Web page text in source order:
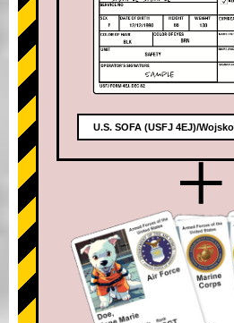
U.S. SOFA (USFJ 4EJ)/
+